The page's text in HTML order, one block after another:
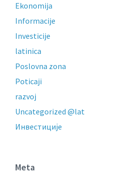
Ekonomija
Informacije
Investicije
latinica
Poslovna zona
Poticaji
razvoj
Uncategorized @lat
Инвестиције
Meta